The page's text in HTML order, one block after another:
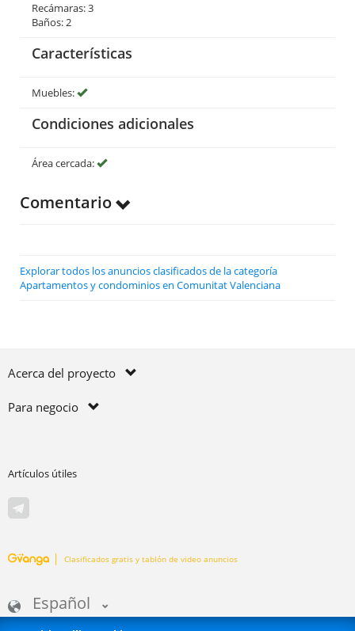
Recámaras: 3
Baños: 2
Características
Muebles:
Condiciones adicionales
Área cercada:
Comentario
Explorar todos los anuncios clasificados de la categoría
Apartamentos y condominios en Comunitat Valenciana
Acerca del proyecto
Para negocio
Artículos útiles
Clasificados gratis y tablón de video anuncios
Español